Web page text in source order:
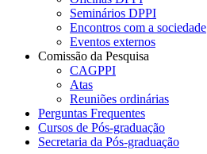
Seminários DPPI
Encontros com a sociedade
Eventos externos
Comissão da Pesquisa
CAGPPI
Atas
Reuniões ordinárias
Perguntas Frequentes
Cursos de Pós-graduação
Secretaria da Pós-graduação